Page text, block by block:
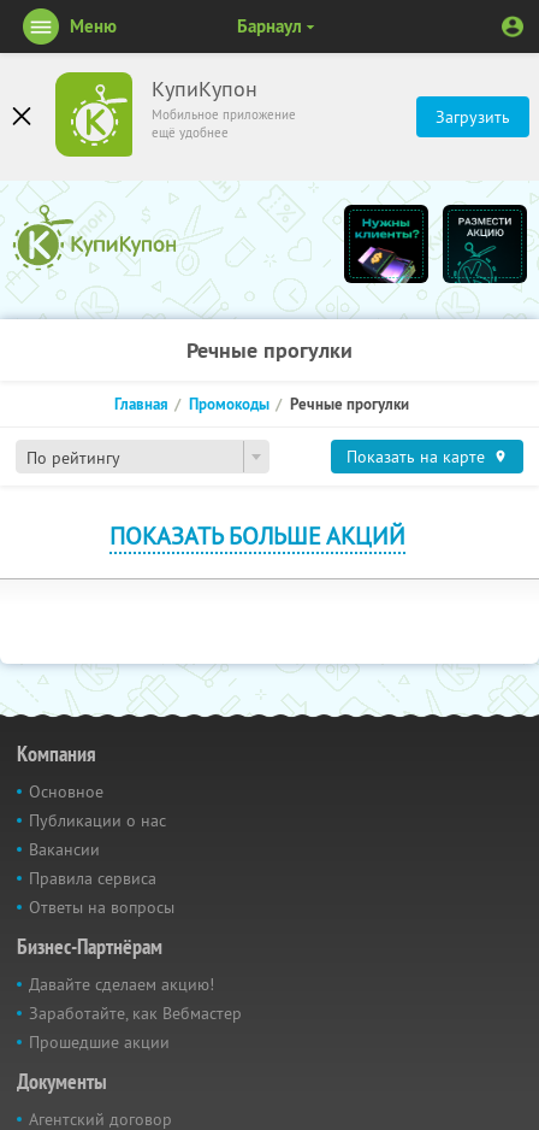
КупиКупон
Мобильное приложение
ещё удобнее
Загрузить
Меню Барнаул
Речные прогулки
По рейтингу
Главная Промокоды Речные прогулки
Показать на карте
ПОКАЗАТЬ БОЛЬШЕ АКЦИЙ
Компания
Основное
Публикации о нас
Вакансии
Правила сервиса
Ответы на вопросы
Бизнес-Партнёрам
Давайте сделаем акцию!
Заработайте, как Вебмастер
Прошедшие акции
Документы
Агентский договор